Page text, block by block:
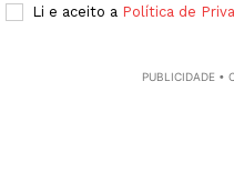
Li e aceito a Política de
PUBLICIDADE •